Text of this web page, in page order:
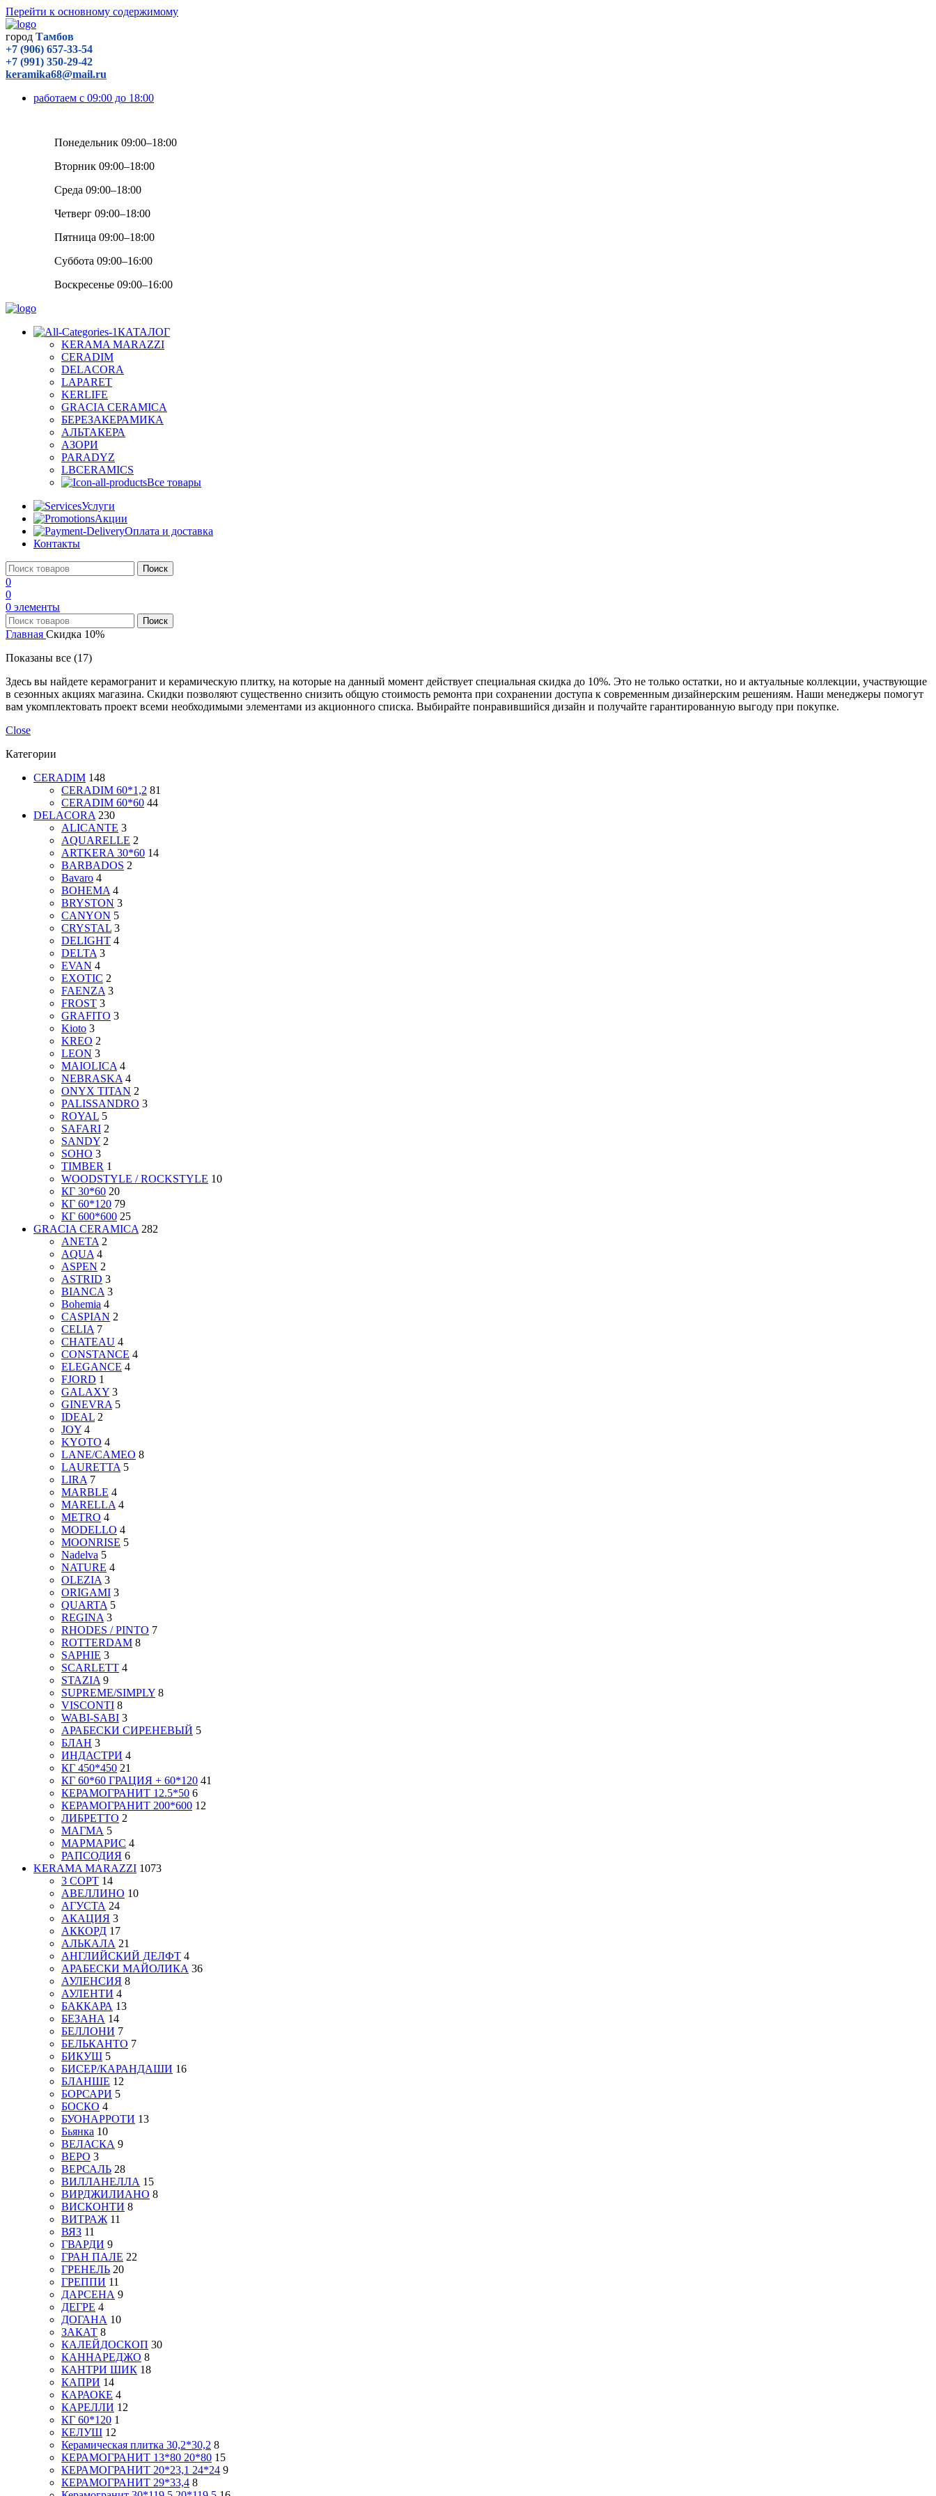
Перейти к основному содержимому
город Тамбов
+7 (906) 657-33-54
+7 (991) 350-29-42
keramika68@mail.ru
работаем с 09:00 до 18:00
Понедельник 09:00–18:00
Вторник 09:00–18:00
Среда 09:00–18:00
Четверг 09:00–18:00
Пятница 09:00–18:00
Суббота 09:00–16:00
Воскресенье 09:00–16:00
КАТАЛОГ
KERAMA MARAZZI
CERADIM
DELACORA
LAPARET
KERLIFE
GRACIA CERAMICA
БЕРЕЗАКЕРАМИКА
АЛЬТАКЕРА
АЗОРИ
PARADYZ
LBCERAMICS
Все товары
Услуги
Акции
Оплата и доставка
Контакты
Поиск
0
0
0 элементы
Поиск
Главная Скидка 10%
Показаны все (17)
Здесь вы найдете керамогранит и керамическую плитку, на которые на данный момент действует специальная скидка до 10%. Это не только остатки, но и актуальные коллекции, участвующие
в сезонных акциях магазина. Скидки позволяют существенно снизить общую стоимость ремонта при сохранении доступа к современным дизайнерским решениям. Наши менеджеры помогут
вам укомплектовать проект всеми необходимыми элементами из акционного списка. Выбирайте понравившийся дизайн и получайте гарантированную выгоду при покупке.
Close
Категории
CERADIM 148
CERADIM 60*1,2 81
CERADIM 60*60 44
DELACORA 230
ALICANTE 3
AQUARELLE 2
ARTKERA 30*60 14
BARBADOS 2
Bavaro 4
BOHEMA 4
BRYSTON 3
CANYON 5
CRYSTAL 3
DELIGHT 4
DELTA 3
EVAN 4
EXOTIC 2
FAENZA 3
FROST 3
GRAFITO 3
Kioto 3
KREO 2
LEON 3
MAIOLICA 4
NEBRASKA 4
ONYX TITAN 2
PALISSANDRO 3
ROYAL 5
SAFARI 2
SANDY 2
SOHO 3
TIMBER 1
WOODSTYLE / ROCKSTYLE 10
КГ 30*60 20
КГ 60*120 79
КГ 600*600 25
GRACIA CERAMICA 282
ANETA 2
AQUA 4
ASPEN 2
ASTRID 3
BIANCA 3
Bohemia 4
CASPIAN 2
CELIA 7
CHATEAU 4
CONSTANCE 4
ELEGANCE 4
FJORD 1
GALAXY 3
GINEVRA 5
IDEAL 2
JOY 4
KYOTO 4
LANE/CAMEO 8
LAURETTA 5
LIRA 7
MARBLE 4
MARELLA 4
METRO 4
MODELLO 4
MOONRISE 5
Nadelva 5
NATURE 4
OLEZIA 3
ORIGAMI 3
QUARTA 5
REGINA 3
RHODES / PINTO 7
ROTTERDAM 8
SAPHIE 3
SCARLETT 4
STAZIA 9
SUPREME/SIMPLY 8
VISCONTI 8
WABI-SABI 3
АРАБЕСКИ СИРЕНЕВЫЙ 5
БЛАН 3
ИНДАСТРИ 4
КГ 450*450 21
КГ 60*60 ГРАЦИЯ + 60*120 41
КЕРАМОГРАНИТ 12.5*50 6
КЕРАМОГРАНИТ 200*600 12
ЛИБРЕТТО 2
МАГМА 5
МАРМАРИС 4
РАПСОДИЯ 6
KERAMA MARAZZI 1073
3 СОРТ 14
АВЕЛЛИНО 10
АГУСТА 24
АКАЦИЯ 3
АККОРД 17
АЛЬКАЛА 21
АНГЛИЙСКИЙ ДЕЛФТ 4
АРАБЕСКИ МАЙОЛИКА 36
АУЛЕНСИЯ 8
АУЛЕНТИ 4
БАККАРА 13
БЕЗАНА 14
БЕЛЛОНИ 7
БЕЛЬКАНТО 7
БИКУШ 5
БИСЕР/КАРАНДАШИ 16
БЛАНШЕ 12
БОРСАРИ 5
БОСКО 4
БУОНАРРОТИ 13
Бьянка 10
ВЕЛАСКА 9
ВЕРО 3
ВЕРСАЛЬ 28
ВИЛЛАНЕЛЛА 15
ВИРДЖИЛИАНО 8
ВИСКОНТИ 8
ВИТРАЖ 11
ВЯЗ 11
ГВАРДИ 9
ГРАН ПАЛЕ 22
ГРЕНЕЛЬ 20
ГРЕППИ 11
ДАРСЕНА 9
ДЕГРЕ 4
ДОГАНА 10
ЗАКАТ 8
КАЛЕЙДОСКОП 30
КАННАРЕДЖО 8
КАНТРИ ШИК 18
КАПРИ 14
КАРАОКЕ 4
КАРЕЛЛИ 12
КГ 60*120 1
КЕЛУШ 12
Керамическая плитка 30,2*30,2 8
КЕРАМОГРАНИТ 13*80 20*80 15
КЕРАМОГРАНИТ 20*23,1 24*24 9
КЕРАМОГРАНИТ 29*33,4 8